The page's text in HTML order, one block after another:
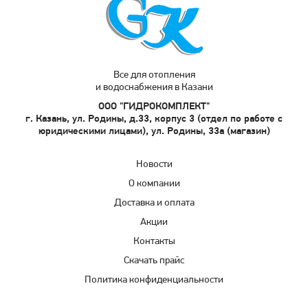
Все для отопления
и водоснабжения в Казани
ООО "ГИДРОКОМПЛЕКТ"
г. Казань, ул. Родины, д.33, корпус 3 (отдел по работе с
юридическими лицами), ул. Родины, 33а (магазин)
Новости
О компании
Доставка и оплата
Акции
Контакты
Скачать прайс
Политика конфиденциальности